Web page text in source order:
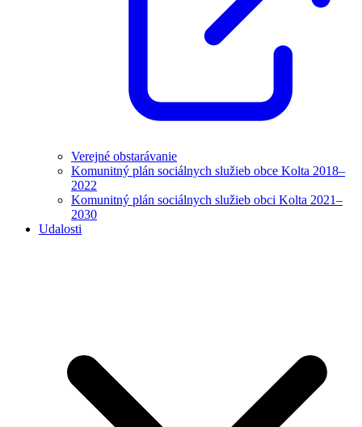
Verejné obstarávanie
Komunitný plán sociálnych služieb obce Kolta 2018–
2022
Komunitný plán sociálnych služieb obci Kolta 2021–
2030
Udalosti